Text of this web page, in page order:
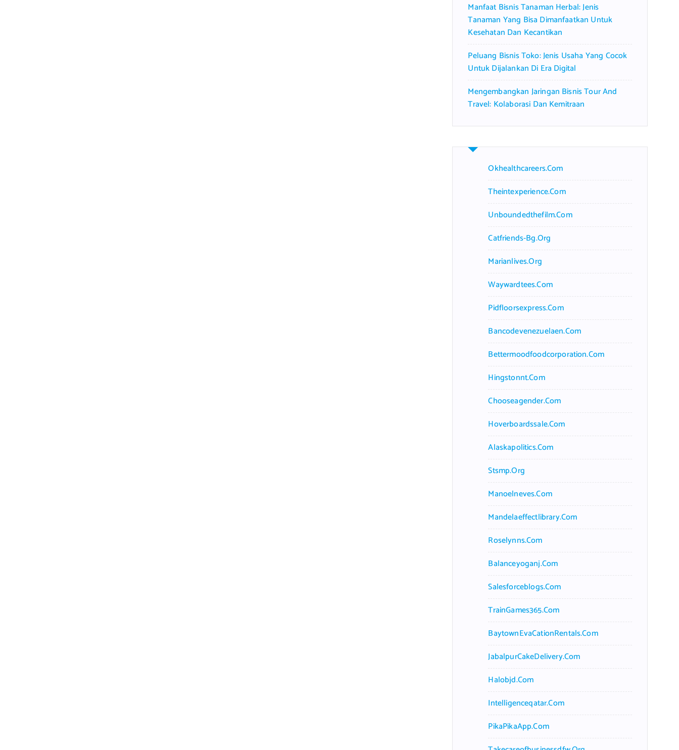
Manfaat Bisnis Tanaman Herbal: Jenis
Tanaman Yang Bisa Dimanfaatkan Untuk
Kesehatan Dan Kecantikan
Peluang Bisnis Toko: Jenis Usaha Yang Cocok
Untuk Dijalankan Di Era Digital
Mengembangkan Jaringan Bisnis Tour And
Travel: Kolaborasi Dan Kemitraan
Okhealthcareers.com
Theintexperience.com
Unboundedthefilm.com
Catfriends-Bg.org
Marianlives.org
Waywardtees.com
Pidfloorsexpress.com
Bancodevenezuelaen.com
Bettermoodfoodcorporation.com
Hingstonnt.com
Chooseagender.com
Hoverboardssale.com
Alaskapolitics.com
Stsmp.org
Manoelneves.com
Mandelaeffectlibrary.com
Roselynns.com
Balanceyoganj.com
Salesforceblogs.com
TrainGames365.com
BaytownEvaCationRentals.com
JabalpurCakeDelivery.com
Halobjd.com
Intelligenceqatar.com
PikaPikaApp.com